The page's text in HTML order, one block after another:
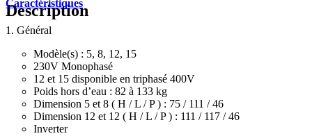
Description
Caractéristiques
1. Général
Modèle(s) : 5, 8, 12, 15
230V Monophasé
12 et 15 disponible en triphasé 400V
Poids hors d’eau : 82 à 133 kg
Dimension 5 et 8 ( H / L / P ) : 75 / 111 / 46
Dimension 12 et 12 ( H / L / P ) : 111 / 117 / 46
Inverter